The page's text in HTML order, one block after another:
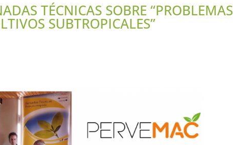
TÉCNICAS SOBRE “PROBLEMAS
SUBTROPICALES”